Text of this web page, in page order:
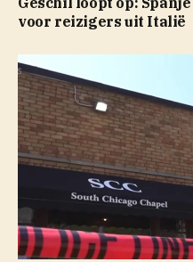
voor reizigers uit Italië